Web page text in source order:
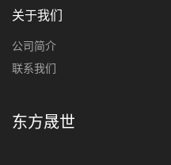
关于我们
公司简介
联系我们
东方晟世